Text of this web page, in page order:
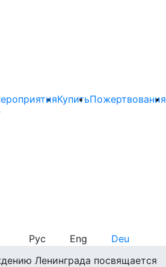
КупитьПожертвования
Рус Eng
Deu
Ленинграда посвящается